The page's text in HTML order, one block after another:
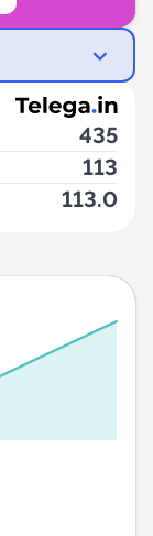
435
113
113.0